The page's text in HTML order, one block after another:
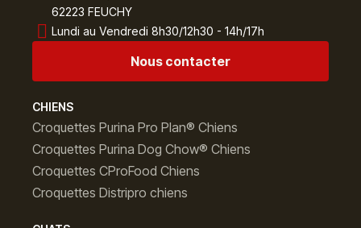
CHIENS
Croquettes Purina Pro Plan® Chiens
Croquettes Purina Dog Chow® Chiens
Croquettes CProFood Chiens
Croquettes Distripro chiens
62223 FEUCHY
Lundi au Vendredi 8h30/12h30 - 14h/17h
Nous contacter